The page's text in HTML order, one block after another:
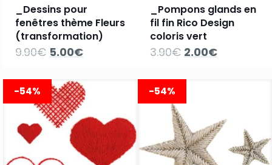
_Dessins pour
fenêtres thème Fleurs
(transformation)
9.90€ Le
était :
9.90€.
5.00€Le
est :
5.00€.
_Pompons glands en
fil fin Rico Design
coloris vert
3.90€ Le
2.00€Le
-54% -54%